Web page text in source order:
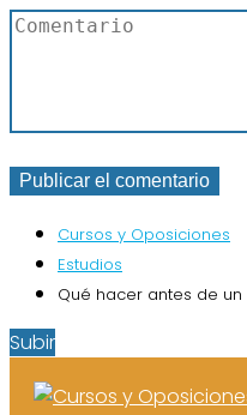
Cursos y Oposiciones
Estudios
Qué hacer antes de un
Subir